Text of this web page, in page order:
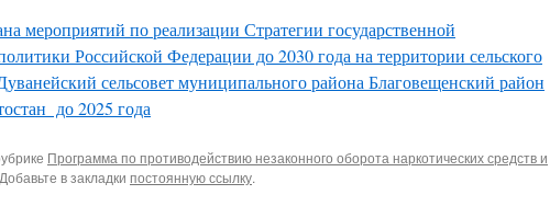
мероприятий по реализации Стратегии государственной
Российской Федерации до 2030 года на территории сельского
сельсовет муниципального района Благовещенский район
до 2025 года
Программа по противодействию незаконного оборота наркотических средств и
в закладки постоянную ссылку.